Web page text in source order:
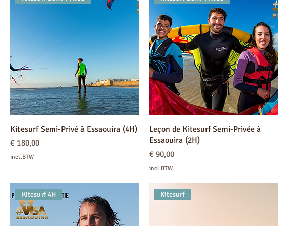
Kitesurf Semi-Privé à Essaouira (4H)
Prijs
€ 180,00
incl.BTW
Leçon de Kitesurf Semi-Privée à
Essaouira (2H)
Prijs
€ 90,00
incl.BTW
Kitesurf 4H Kitesurf